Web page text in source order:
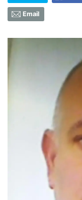
Email